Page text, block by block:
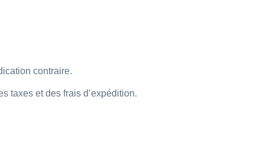
contraire.
taxes et des frais d’expédition.